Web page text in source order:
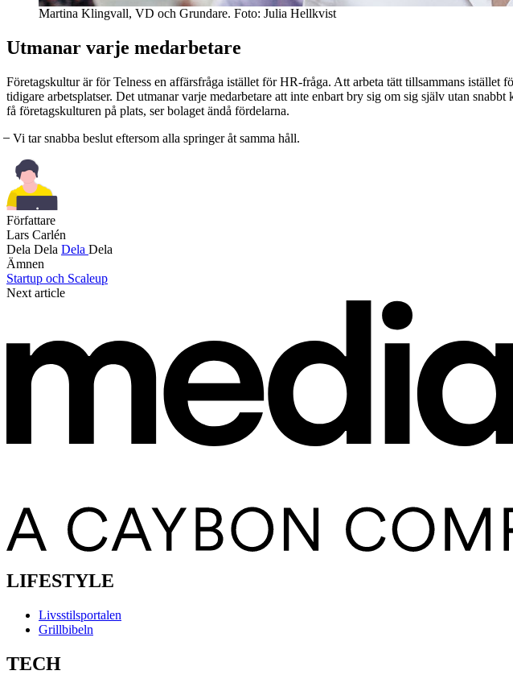
Martina Klingvall, VD och Grundare. Foto: Julia Hellkvist
Utmanar varje medarbetare
Företagskultur är för Telness en affärsfråga istället för HR-fråga. Att arbeta tätt tillsammans istället
tidigare arbetsplatser. Det utmanar varje medarbetare att inte enbart bry sig om sig själv utan
få företagskulturen på plats, ser bolaget ändå fördelarna.
̶ Vi tar snabba beslut eftersom alla springer åt samma håll.
Författare
Lars Carlén
Dela Dela Dela Dela
Ämnen
Startup och Scaleup
Next article
LIFESTYLE
Livsstilsportalen
Grillbibeln
TECH